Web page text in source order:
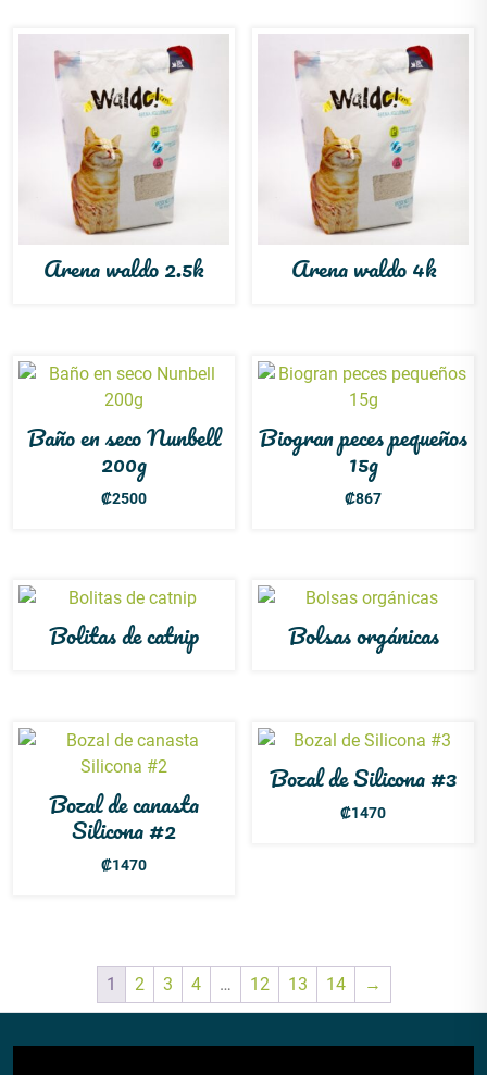
Arena waldo 2.5k Arena waldo 4k
Baño en seco Nunbell
200g
₡2500
Biogran peces pequeños
15g
₡867
Bolitas de catnip Bolsas orgánicas
Bozal de canasta
Silicona #2
₡1470
Bozal de Silicona #3
₡1470
1 2 3 4 … 12 13 14 →